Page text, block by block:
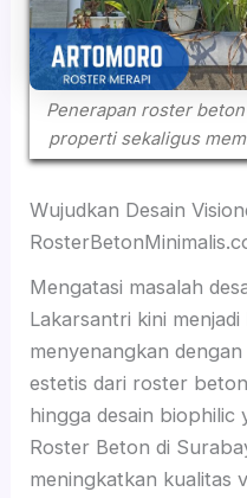
Penerapan roster
properti sekaligus
Wujudkan Desain
Mengatasi masalah
Lakarsantri kini
menyenangkan
estetis dari roster
hingga desain biophilic
Roster Beton di
meningkatkan kualitas